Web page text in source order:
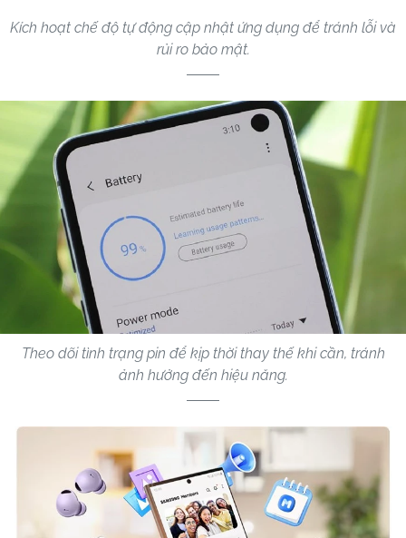
Kích hoạt chế độ tự động cập nhật ứng dụng để tránh lỗi và
rủi ro bảo mật.
Theo dõi tình trạng pin để kịp thời thay thế khi cần, tránh
ảnh hưởng đến hiệu năng.